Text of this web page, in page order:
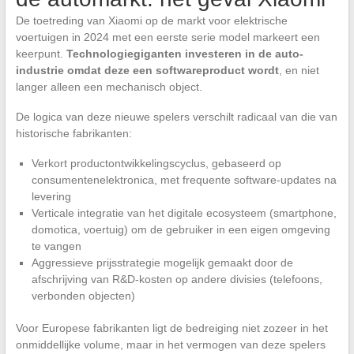
De toetreding van Xiaomi op de markt voor elektrische
voertuigen in 2024 met een eerste serie model markeert een
keerpunt. Technologiegiganten investeren in de auto-
industrie omdat deze een softwareproduct wordt, en niet
langer alleen een mechanisch object.
De logica van deze nieuwe spelers verschilt radicaal van die van
historische fabrikanten:
Verkort productontwikkelingscyclus, gebaseerd op
consumentenelektronica, met frequente software-updates na
levering
Verticale integratie van het digitale ecosysteem (smartphone,
domotica, voertuig) om de gebruiker in een eigen omgeving
te vangen
Aggressieve prijsstrategie mogelijk gemaakt door de
afschrijving van R&D-kosten op andere divisies (telefoons,
verbonden objecten)
Voor Europese fabrikanten ligt de bedreiging niet zozeer in het
onmiddellijke volume, maar in het vermogen van deze spelers